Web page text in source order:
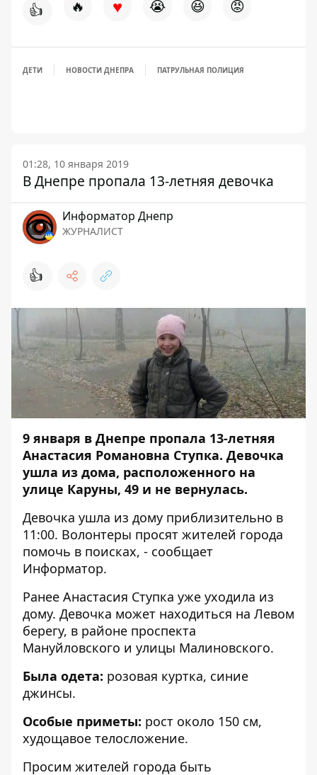
👍 🔥 ♥ 😭 😆 😡
ДЕТИ НОВОСТИ ДНЕПРА ПАТРУЛЬНАЯ ПОЛИЦИЯ
01:28, 10 января 2019
В Днепре пропала 13-летняя девочка
Информатор Днепр
ЖУРНАЛИСТ
👍
9 января в Днепре пропала 13-летняя
Анастасия Романовна Ступка. Девочка
ушла из дома, расположенного на
улице Каруны, 49 и не вернулась.
Девочка ушла из дому приблизительно в
11:00. Волонтеры просят жителей города
помочь в поисках, - сообщает
Информатор.
Ранее Анастасия Ступка уже уходила из
дому. Девочка может находиться на Левом
берегу, в районе проспекта
Мануйловского и улицы Малиновского.
Была одета: розовая куртка, синие
джинсы.
Особые приметы: рост около 150 см,
худощавое телосложение.
Просим жителей города быть